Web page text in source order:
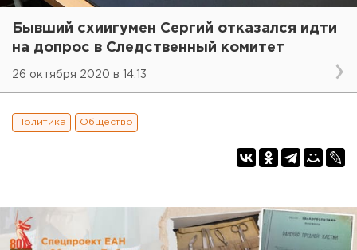
Бывший схиигумен Сергий отказался идти
на допрос в Следственный комитет
26 октября 2020 в 14:13
Политика Общество